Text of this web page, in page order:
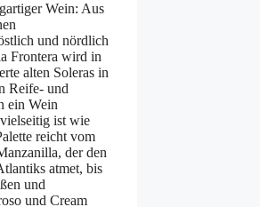
Wein: Aus
und nördlich
Frontera wird in
alten Soleras in
Reife- und
ein Wein
ist wie
reicht vom
der den
atmet, bis
und
und Cream